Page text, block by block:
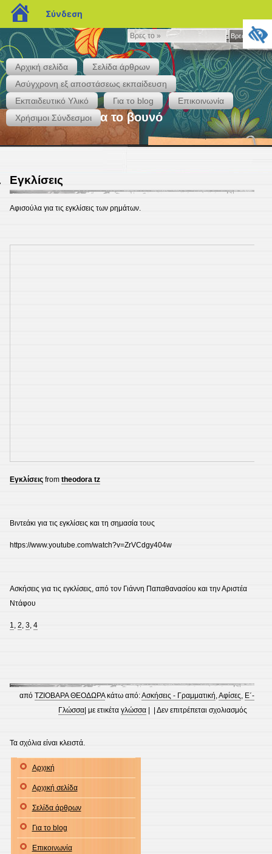
Βρες
το
»
Βρες το »
Αρχική σελίδα
Σελίδα άρθρων
Ασύγχρονη εξ αποστάσεως εκπαίδευση
Εκπαιδευτικό Υλικό
Για το blog
Επικοινωνία
Χρήσιμοι Σύνδεσμοι
Στην τάξη με θέα το βουνό
Εγκλίσεις
Αφισούλα για τις εγκλίσεις των ρημάτων.
Εγκλίσεις from theodora tz
Βιντεάκι για τις εγκλίσεις και τη σημασία τους
https://www.youtube.com/watch?v=ZrVCdgy404w
Ασκήσεις για τις εγκλίσεις, από τον Γιάννη Παπαθανασίου και την Αριστέα
Ντάφου
1, 2, 3, 4
απόΤΖΙΟΒΑΡΑ ΘΕΟΔΩΡΑκάτω από:Ασκήσεις - Γραμματική,Αφίσες, Ε΄-
Γλώσσα | με ετικέταγλώσσα | |Δεν επιτρέπεται σχολιασμός
Τα σχόλια είναι κλειστά.
Αρχική
Αρχική σελίδα
Σελίδα άρθρων
Για το blog
Επικοινωνία
blogs.sch.gr
Σύνδεση